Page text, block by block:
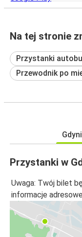
Na tej stronie
Przystanki
Przewodnik po
Przystanki w
Uwaga: Twój bilet
informacje